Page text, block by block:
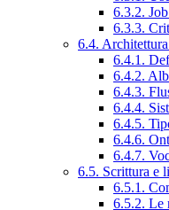
6.3.2.
6.3.3.
6.4.
6.4.1.
6.4.2.
6.4.3.
6.4.4.
6.4.5.
6.4.6.
6.4.7.
6.5. Scrittura e
6.5.1.
6.5.2. Le